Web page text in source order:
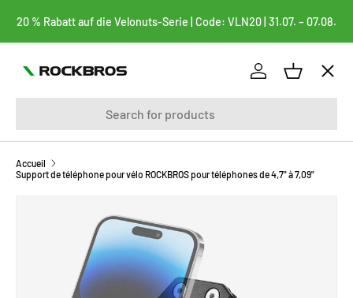
ALLER AU CONTENU
20 % Rabatt auf die Velonuts-Serie | Code: VLN20 | 31.07. – 07.08.
Se connecter
Panier
Menu
FAHRRADTASCHEN
BEKLEIDUNG
FAHRRADTEILE
Accueil
Support de téléphone pour vélo ROCKBROS pour téléphones de 4,7" à 7,09"
PASSER AUX INFORMATIONS PRODUITS